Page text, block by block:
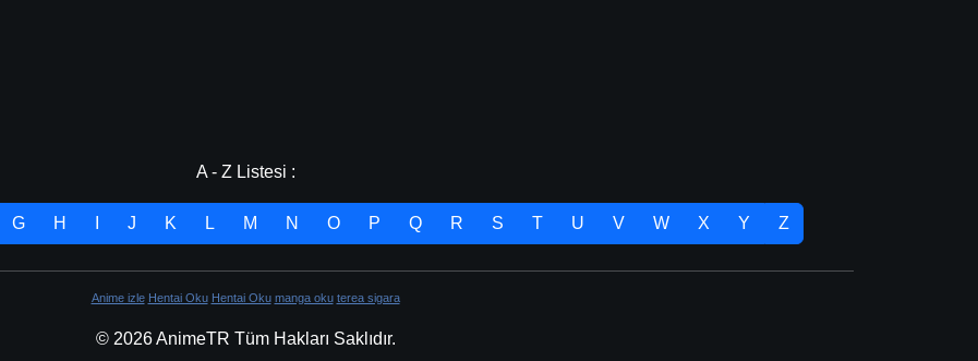
A - Z Listesi :
G H J K L M N O P Q R S T U V W X Y Z
Anime izle Hentai Oku Hentai Oku manga oku terea sigara
© 2026 AnimeTR Tüm Hakları Saklıdır.